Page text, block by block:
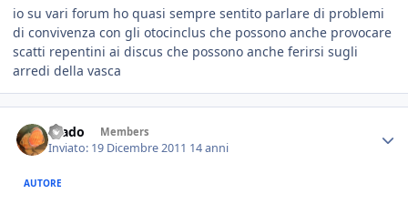
io su vari forum ho quasi sempre sentito parlare di problemi
di convivenza con gli otocinclus che possono anche provocare
scatti repentini ai discus che possono anche ferirsi sugli
arredi della vasca
Wado Members
Inviato: 19 Dicembre 2011 14 anni
AUTORE